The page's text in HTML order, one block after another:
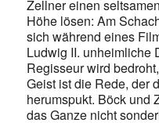
Zellner einen
Höhe lösen: Am
sich während eines
Ludwig II. unheimliche
Regisseur wird
Geist ist die Rede, der
herumspukt. Böck und
das Ganze nicht